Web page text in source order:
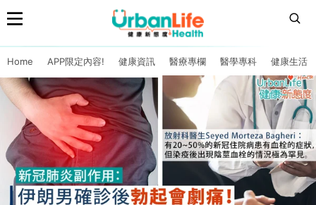
Home APP限定內容! 健康資訊 醫療專欄 醫學專科 健康生活